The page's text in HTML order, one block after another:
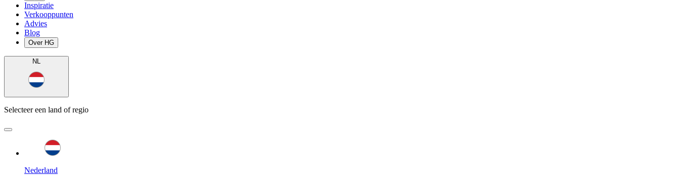
Inspiratie
Verkooppunten
Advies
Blog
Over HG
NL
Selecteer een land of regio
Nederland